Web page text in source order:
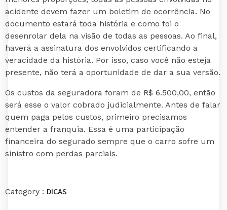
acidente devem fazer um boletim de ocorrência. No
documento estará toda história e como foi o
desenrolar dela na visão de todas as pessoas. Ao final,
haverá a assinatura dos envolvidos certificando a
veracidade da história. Por isso, caso você não esteja
presente, não terá a oportunidade de dar a sua versão.
Os custos da seguradora foram de R$ 6.500,00, então
será esse o valor cobrado judicialmente. Antes de falar
quem paga pelos custos, primeiro precisamos
entender a franquia. Essa é uma participação
financeira do segurado sempre que o carro sofre um
sinistro com perdas parciais.
Category : DICAS